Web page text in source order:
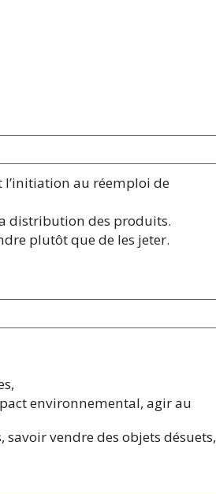
l’initiation au réemploi de
distribution des produits.
plutôt que de les jeter.
environnemental, agir au
savoir vendre des objets désuets,